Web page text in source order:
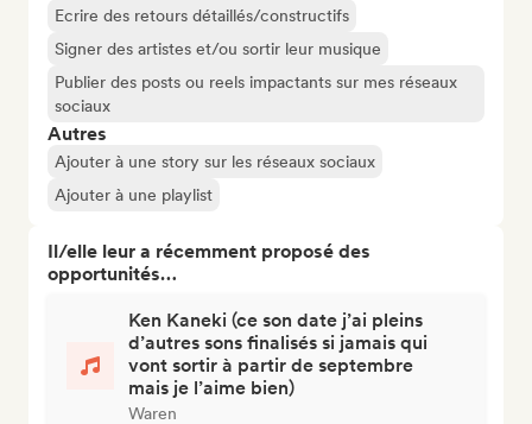
Ecrire des retours détaillés/constructifs
Signer des artistes et/ou sortir leur musique
Publier des posts ou reels impactants sur mes réseaux
sociaux
Autres
Ajouter à une story sur les réseaux sociaux
Ajouter à une playlist
Il/elle leur a récemment proposé des
opportunités…
Ken Kaneki (ce son date j’ai pleins
d’autres sons finalisés si jamais qui
vont sortir à partir de septembre
mais je l’aime bien)
Waren